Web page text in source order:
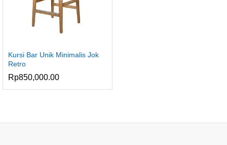
Kursi Bar Unik Minimalis Jok
Retro
Rp850,000.00